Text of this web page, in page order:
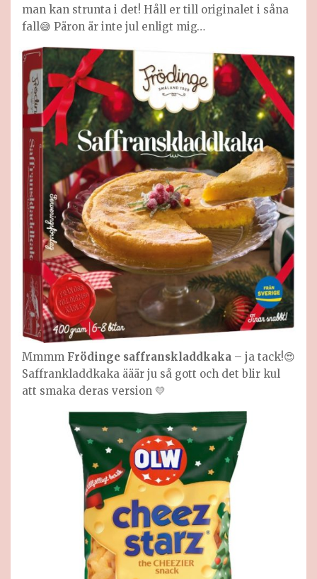
man kan strunta i det! Håll er till originalet i såna
fall😅 Päron är inte jul enligt mig…
Mmmm Frödinge saffranskladdkaka – ja tack!😍
Saffrankladdkaka ääär ju så gott och det blir kul
att smaka deras version 💛